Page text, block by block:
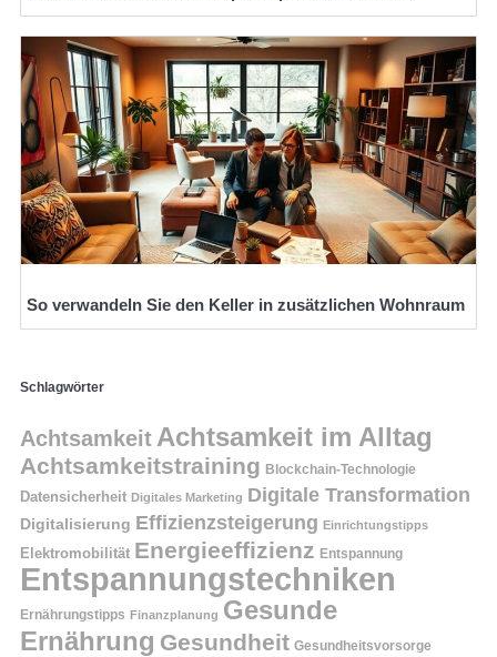
So verwandeln Sie den Keller in zusätzlichen Wohnraum
Schlagwörter
Achtsamkeit Achtsamkeit im Alltag
Achtsamkeitstraining Blockchain-Technologie
Datensicherheit Digitales Marketing Digitale Transformation
Digitalisierung Effizienzsteigerung Einrichtungstipps
Elektromobilität Energieeffizienz Entspannung
Entspannungstechniken
Ernährungstipps Finanzplanung Gesunde
Ernährung Gesundheit Gesundheitsvorsorge